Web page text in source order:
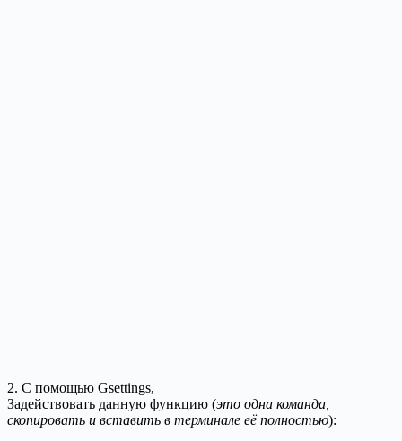
2. С помощью Gsettings,
Задействовать данную функцию (это одна команда,
скопировать и вставить в терминале её полностью):